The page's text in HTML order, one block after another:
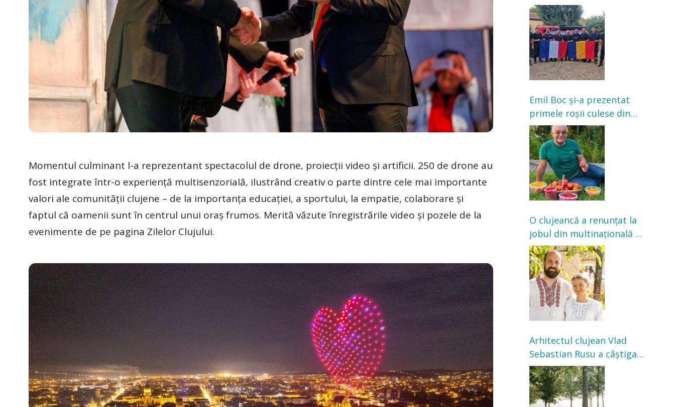
Momentul culminant l-a reprezentant spectacolul de drone, proiecții video și artificii. 250 de drone au
fost integrate într-o experiență multisenzorială, ilustrând creativ o parte dintre cele mai importante
valori ale comunității clujene – de la importanța educației, a sportului, la empatie, colaborare și
faptul că oamenii sunt în centrul unui oraș frumos. Merită văzute înregistrările video și pozele de la
evenimente de pe pagina Zilelor Clujului.
Franța. Au intervenit la
incendii de vegetație și
pădure
Emil Boc și-a prezentat
primele roșii culese din
grădină: „Niciun magazin
nu poate oferi această
satisfacție”
O clujeancă a renunțat la
jobul din multinațională și
s-a mutat la țară. Acum
cultivă legume în grădina
bunicilor
Arhitectul clujean Vlad
Sebastian Rusu a câștigat
concursul pentru
transformarea Grădinii
Casei Universitarilor